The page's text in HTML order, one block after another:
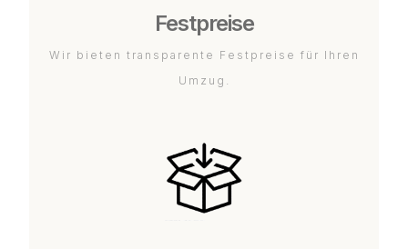
Festpreise
Wir bieten transparente Festpreise für Ihren
Umzug.